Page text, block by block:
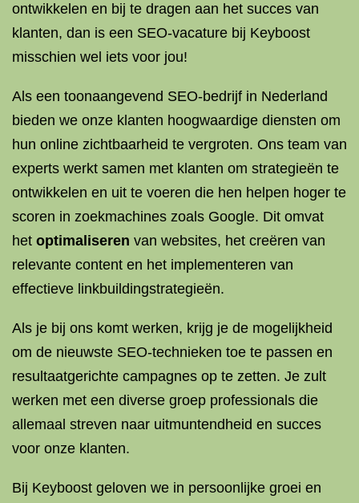
ontwikkelen en bij te dragen aan het succes van
klanten, dan is een SEO-vacature bij Keyboost
misschien wel iets voor jou!
Als een toonaangevend SEO-bedrijf in Nederland
bieden we onze klanten hoogwaardige diensten om
hun online zichtbaarheid te vergroten. Ons team van
experts werkt samen met klanten om strategieën te
ontwikkelen en uit te voeren die hen helpen hoger te
scoren in zoekmachines zoals Google. Dit omvat
het optimaliseren van websites, het creëren van
relevante content en het implementeren van
effectieve linkbuildingstrategieën.
Als je bij ons komt werken, krijg je de mogelijkheid
om de nieuwste SEO-technieken toe te passen en
resultaatgerichte campagnes op te zetten. Je zult
werken met een diverse groep professionals die
allemaal streven naar uitmuntendheid en succes
voor onze klanten.
Bij Keyboost geloven we in persoonlijke groei en